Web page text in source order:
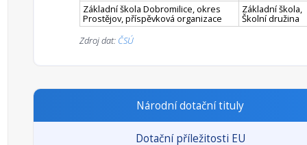
Základní škola Dobromilice, okres
Prostějov, příspěvková organizace
Základní škola,
Školní družina
Zdroj dat: ČSÚ
Národní dotační tituly
Dotační příležitosti EU